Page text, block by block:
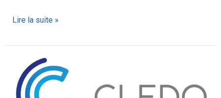
Lire la suite »
CLEDO
souhaite
étendre